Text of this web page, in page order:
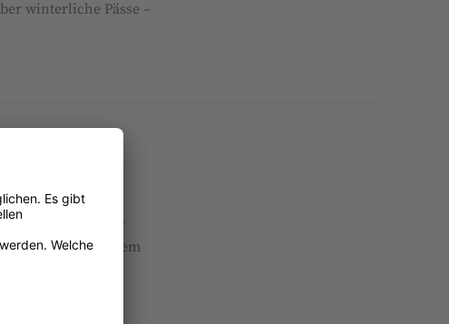
winterliche Pässe –
von Helikopter
in unserem